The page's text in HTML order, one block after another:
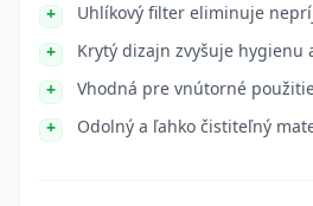
Uhlíkový filter eliminuje
Krytý dizajn zvyšuje hygienu
Vhodná pre vnútorné
Odolný a ľahko čistiteľný